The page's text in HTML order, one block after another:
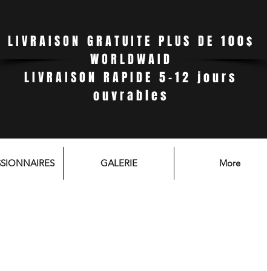
LIVRAISON GRATUITE PLUS DE 100$
WORLDWAID
LIVRAISON RAPIDE 5-12 jours
ouvrables
GALERIE More